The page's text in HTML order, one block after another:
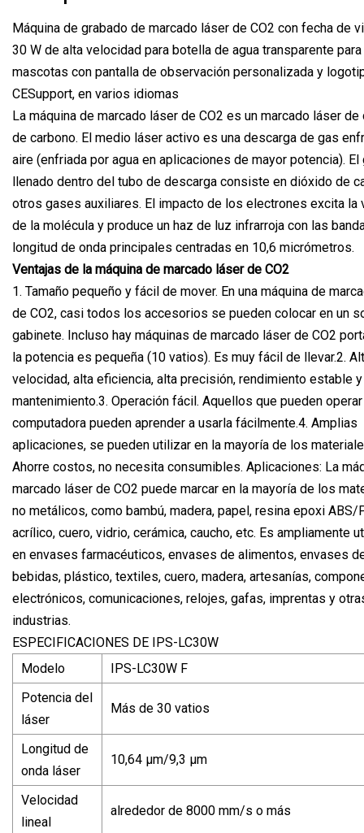
Máquina de grabado de marcado láser de CO2 con fecha de
30 W de alta velocidad para botella de agua transparente para
mascotas con pantalla de observación personalizada y
CESupport, en varios idiomas
La máquina de marcado láser de CO2 es un marcado láser
de carbono. El medio láser activo es una descarga de gas
aire (enfriada por agua en aplicaciones de mayor potencia). El
llenado dentro del tubo de descarga consiste en dióxido de
otros gases auxiliares. El impacto de los electrones excita la
de la molécula y produce un haz de luz infrarroja con las
longitud de onda principales centradas en 10,6 micrómetros.
Ventajas de la máquina de marcado láser de CO2
1. Tamaño pequeño y fácil de mover. En una máquina de
de CO2, casi todos los accesorios se pueden colocar en un
gabinete. Incluso hay máquinas de marcado láser de CO2
la potencia es pequeña (10 vatios). Es muy fácil de llevar.2.
velocidad, alta eficiencia, alta precisión, rendimiento estable
mantenimiento.3. Operación fácil. Aquellos que pueden operar
computadora pueden aprender a usarla fácilmente.4. Amplias
aplicaciones, se pueden utilizar en la mayoría de los
Ahorre costos, no necesita consumibles. Aplicaciones: La
marcado láser de CO2 puede marcar en la mayoría de los
no metálicos, como bambú, madera, papel, resina epoxi ABS/
acrílico, cuero, vidrio, cerámica, caucho, etc. Es ampliamente
en envases farmacéuticos, envases de alimentos, envases
bebidas, plástico, textiles, cuero, madera, artesanías,
electrónicos, comunicaciones, relojes, gafas, imprentas y
industrias.
ESPECIFICACIONES DE IPS-LC30W
Modelo
IPS-LC30W F
Potencia del
láser
Más de 30 vatios
Longitud de
onda láser
10,64 µm/9,3 µm
Velocidad
lineal
alrededor de 8000 mm/s o más